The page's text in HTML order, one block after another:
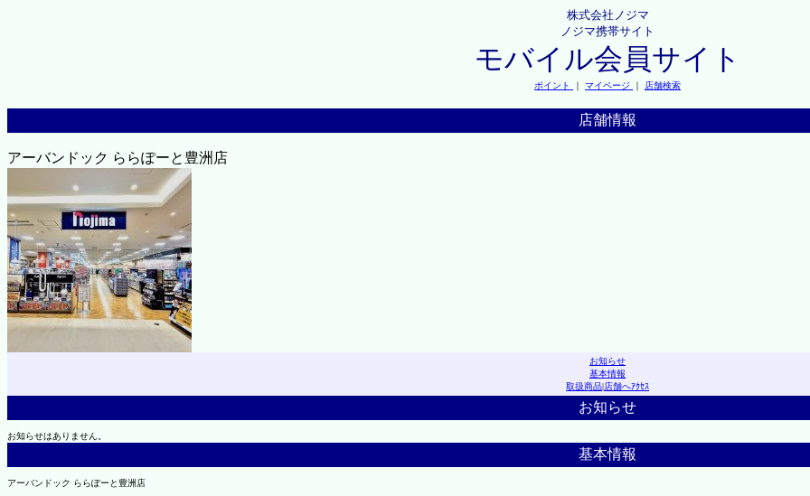
株式会社ノジマ
ノジマ携帯サイト
モバイル会員サイト
ポイント ｜ マイページ ｜ 店舗検索
店舗情報
アーバンドック ららぽーと豊洲店
お知らせ
基本情報
取扱商品|店舗へｱｸｾｽ
お知らせ
お知らせはありません。
基本情報
アーバンドック ららぽーと豊洲店